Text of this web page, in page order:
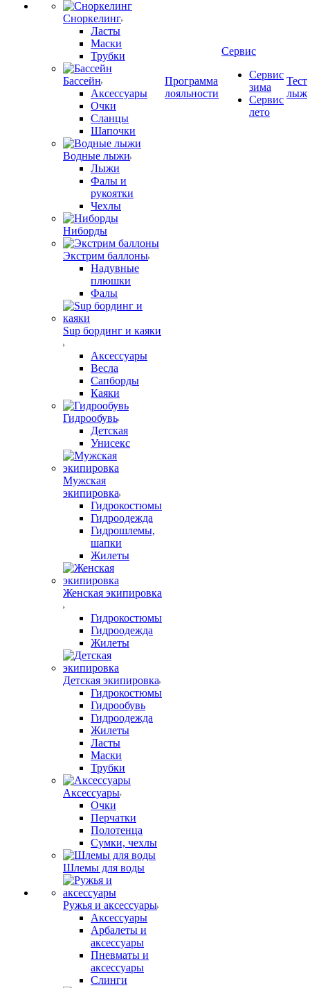
Сноркелинг
Ласты
Маски
Трубки
Бассейн
Аксессуары
Очки
Сланцы
Шапочки
Водные лыжи
Лыжи
Фалы и
рукоятки
Чехлы
Ниборды
Экстрим баллоны
Надувные
плюшки
Фалы
Sup бординг и каяки
Аксессуары
Весла
Сапборды
Каяки
Гидрообувь
Детская
Унисекс
Мужская
экипировка
Гидрокостюмы
Гидроодежда
Гидрошлемы,
шапки
Жилеты
Женская экипировка
Гидрокостюмы
Гидроодежда
Жилеты
Детская экипировка
Гидрокостюмы
Гидрообувь
Гидроодежда
Жилеты
Ласты
Маски
Трубки
Аксессуары
Очки
Перчатки
Полотенца
Сумки, чехлы
Шлемы для воды
Ружья и аксессуары
Аксессуары
Арбалеты и
аксессуары
Пневматы и
аксессуары
Слинги
Программа
лояльности
Сервис
Сервис
зима
Сервис
лето
Тест
лыж